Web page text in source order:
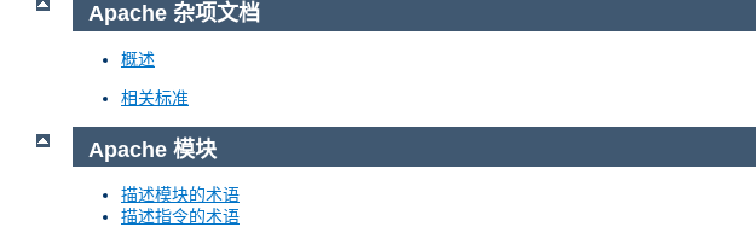
Apache 杂项文档
概述
相关标准
Apache 模块
描述模块的术语
描述指令的术语